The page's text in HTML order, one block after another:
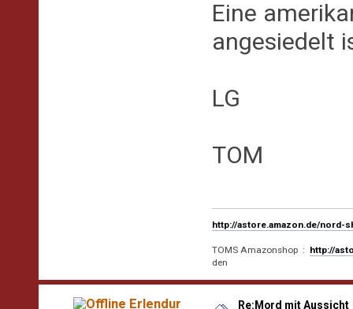
Eine
angesiedelt
LG
TOM
http://astore.amazon.de/nord-
TOMS Amazonshop : http://
den
Erlendur Re:Mord mit Aussicht